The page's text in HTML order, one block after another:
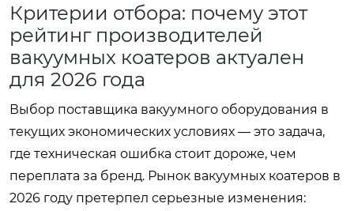
Критерии отбора: почему этот
рейтинг производителей
вакуумных коатеров актуален
для 2026 года
Выбор поставщика вакуумного оборудования в
текущих экономических условиях — это задача,
где техническая ошибка стоит дороже, чем
переплата за бренд. Рынок вакуумных коатеров в
2026 году претерпел серьезные изменения: